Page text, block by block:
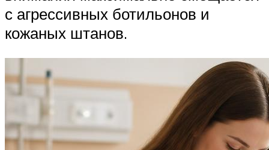
с агрессивных ботильонов и
кожаных штанов.